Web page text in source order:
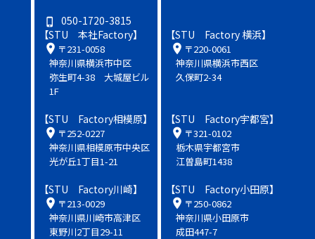
phone_iphone 050-1720-3815
【STU 本社Factory】
location_on 〒231-0058
神奈川県横浜市中区
弥生町4-38 大城屋ビル
1F
【STU Factory 横浜】
location_on 〒220-0061
神奈川県横浜市西区
久保町2-34
【STU Factory相模原】
location_on 〒252-0227
神奈川県相模原市中央区
光が丘1丁目1-21
【STU Factory宇都宮】
location_on 〒321-0102
栃木県宇都宮市
江曽島町1438
【STU Factory川崎】
location_on 〒213-0029
神奈川県川崎市高津区
東野川2丁目29-11
【STU Factory小田原】
location_on 〒250-0862
神奈川県小田原市
成田447-7